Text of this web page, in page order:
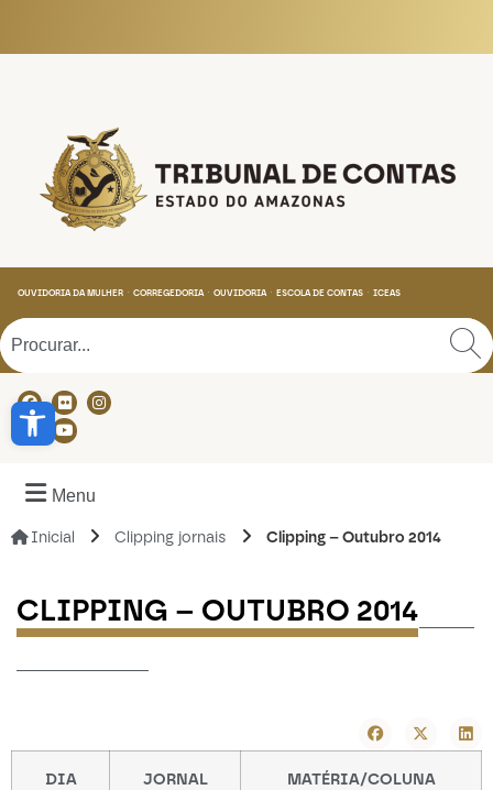
Abrir a barra de ferramentas
OUVIDORIA DA MULHER CORREGEDORIA OUVIDORIA ESCOLA DE CONTAS ICEAS
Menu
Inicial Clipping jornais Clipping – Outubro 2014
CLIPPING – OUTUBRO 2014
DIA JORNAL MATÉRIA/COLUNA